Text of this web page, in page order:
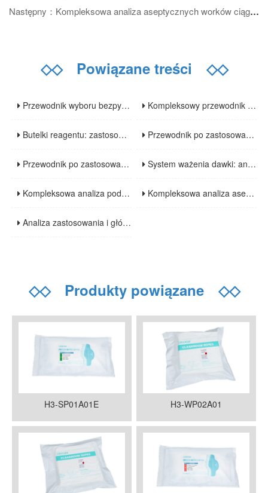
Następny：Kompleksowa analiza aseptycznych worków ciągłych: właściwości materiału, procesy produkcyjne i obszary zastosowania
◇◇Powiązane treści ◇◇
Przewodnik wyboru bezpyłowych ścier: analiza cech, zastosowań i kluczowych punktów wyboru Kompleksowy przewodnik po wyborze butelek do pobierania próbek laboratoryjnych: materiały, specyfikacje i scenariusze zastosowania
Butelki reagentu: zastosowania, zasady projektowania i wytyczne dotyczące bezpiecznego stosowania Przewodnik po zastosowaniu, wyborze i użyciu worków oddechowych: kompleksowa analiza od scenariuszy medycznych do przemysłowych
Przewodnik po zastosowaniu toreb do przechowywania cieczy jednorazowego użytku w biofarmaceutyce: główne zalety i kluczowe punkty wyboru System ważenia dawki: analiza podstawowych funkcji i efektywnych zastosowań w wielu branżach
Kompleksowa analiza podstawowych składników i zalet technologicznych systemu przenoszenia proszku Kompleksowa analiza aseptycznych worków ciągłych: właściwości materiału, procesy produkcyjne i obszary zastosowania
Analiza zastosowania i głównych zalet elastycznych izolatorów w przemyśle farmaceutycznym
◇◇Produkty powiązane ◇◇
H3-SP01A01E H3-WP02A01